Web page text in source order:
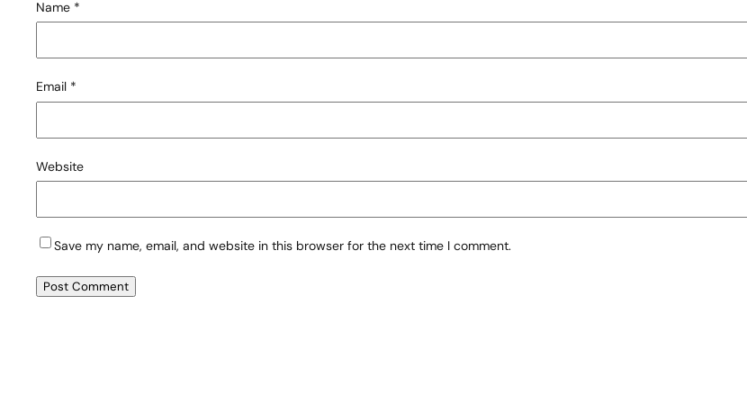
Name *
Email *
Website
Save my name, email, and website in this browser for the next time I comment.